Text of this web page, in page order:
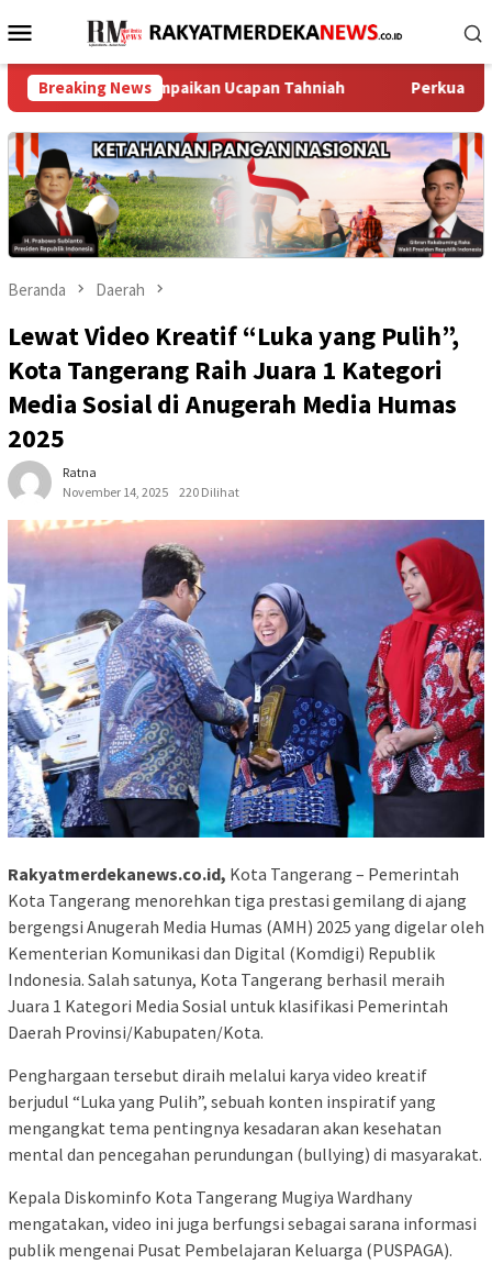
ke
Menu
Mobile
Breaking News
Sampaikan Ucapan Tahniah Perkuat Jaga Jakarta+
Beranda Daerah
Lewat Video Kreatif “Luka yang Pulih”,
Kota Tangerang Raih Juara 1 Kategori
Media Sosial di Anugerah Media Humas
2025
Ratna
November 14, 2025
220 Dilihat
Rakyatmerdekanews.co.id, Kota Tangerang – Pemerintah
Kota Tangerang menorehkan tiga prestasi gemilang di ajang
bergengsi Anugerah Media Humas (AMH) 2025 yang digelar oleh
Kementerian Komunikasi dan Digital (Komdigi) Republik
Indonesia. Salah satunya, Kota Tangerang berhasil meraih
Juara 1 Kategori Media Sosial untuk klasifikasi Pemerintah
Daerah Provinsi/Kabupaten/Kota.
Penghargaan tersebut diraih melalui karya video kreatif
berjudul “Luka yang Pulih”, sebuah konten inspiratif yang
mengangkat tema pentingnya kesadaran akan kesehatan
mental dan pencegahan perundungan (bullying) di masyarakat.
Kepala Diskominfo Kota Tangerang Mugiya Wardhany
mengatakan, video ini juga berfungsi sebagai sarana informasi
publik mengenai Pusat Pembelajaran Keluarga (PUSPAGA).